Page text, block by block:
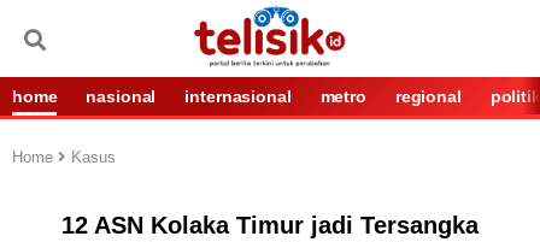
home nasional internasional metro regional politik
Home Kasus
12 ASN Kolaka Timur jadi Tersangka